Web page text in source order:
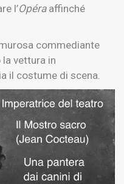
l’Opéraaffinché
commediante
vettura in
il costume di scena.